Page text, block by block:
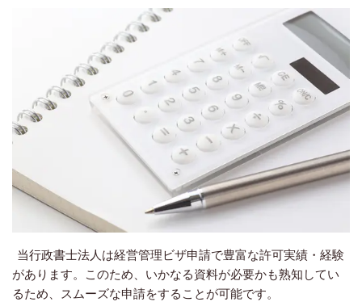
当行政書士法人は経営管理ビザ申請で豊富な許可実績・経験
があります。このため、いかなる資料が必要かも熟知してい
るため、スムーズな申請をすることが可能です。